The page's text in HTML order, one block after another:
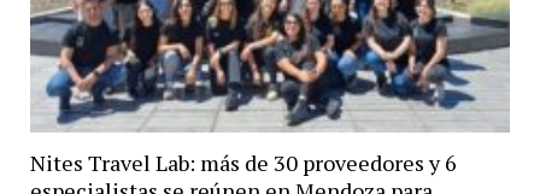
Nites Travel Lab: más de 30 proveedores y 6